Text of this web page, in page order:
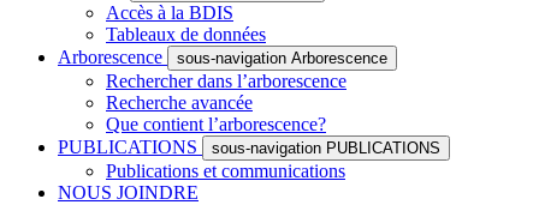
Accès à la BDIS
Tableaux de données
Arborescence
sous-navigation Arborescence
Rechercher dans l’arborescence
Recherche avancée
Que contient l’arborescence?
PUBLICATIONS
sous-navigation PUBLICATIONS
Publications et communications
NOUS JOINDRE